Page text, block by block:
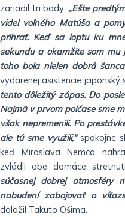
zariadil tri body. „Ešte
videl voľného Matúša a
prihrať. Keď sa loptu ku
sekundu a okamžite som mu
toho bola nielen dobrá
vydarenej asistencie japonský
tento dôležitý zápas. Do
Najmä v prvom polčase sme
však nepremenili. Po
ale tú sme využili,“spokojne
keď Miroslava Nemca
zvládli obe domáce
súčasnej dobrej atmosféry
nabudení zabojovať o
doložil Takuto Ošima.